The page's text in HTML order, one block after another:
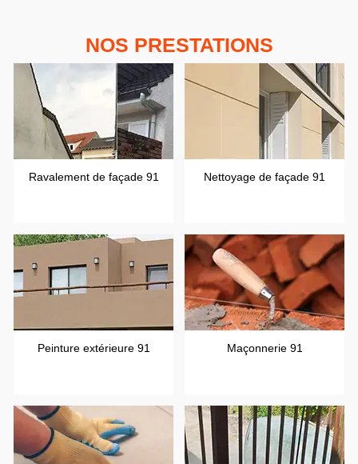
NOS PRESTATIONS
Ravalement de façade 91 Nettoyage de façade 91
Peinture extérieure 91 Maçonnerie 91